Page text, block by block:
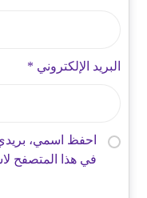
البريد الإلكتروني *
احفظ اسمي، بريدي
في هذا المتصفح